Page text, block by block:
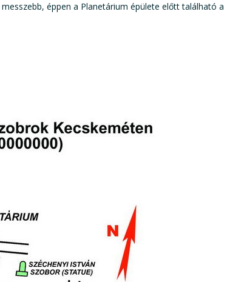
éppen a Planetárium épülete előtt található a